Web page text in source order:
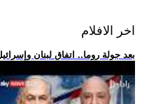
اخر الافلام
.. بعد جولة روما.. اتفاق لبنان